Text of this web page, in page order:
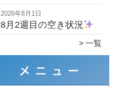
2026年8月1日
8月2週目の空き状況
一覧